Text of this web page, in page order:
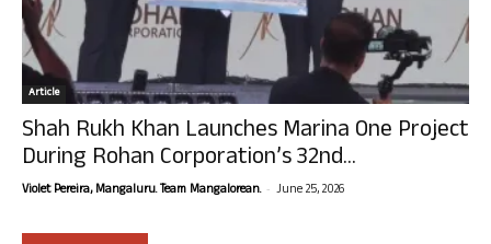
Article
Shah Rukh Khan Launches Marina One Project
During Rohan Corporation’s 32nd...
Violet Pereira, Mangaluru. Team Mangalorean. - June 25, 2026